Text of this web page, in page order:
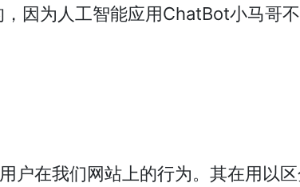
因为人工智能应用ChatBot小马哥
在我们网站上的行为。其在用以